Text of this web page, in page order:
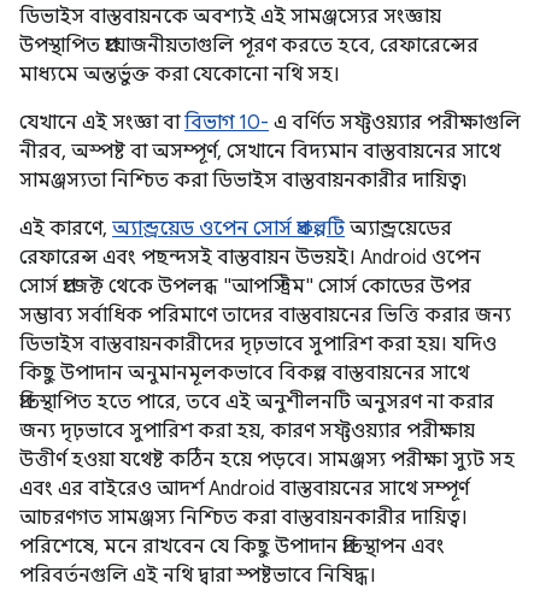
ডিভাইস বাস্তবায়নকে অবশ্যই এই সামঞ্জস্যের সংজ্ঞায়
উপস্থাপিত প্রয়োজনীয়তাগুলি পূরণ করতে হবে, রেফারেন্সের
মাধ্যমে অন্তর্ভুক্ত করা যেকোনো নথি সহ।
যেখানে এই সংজ্ঞা বাবিভাগ 10- এ বর্ণিত সফ্টওয়্যার পরীক্ষাগুলি
নীরব, অস্পষ্ট বা অসম্পূর্ণ, সেখানে বিদ্যমান বাস্তবায়নের সাথে
সামঞ্জস্যতা নিশ্চিত করা ডিভাইস বাস্তবায়নকারীর দায়িত্ব৷
এই কারণে, অ্যান্ড্রয়েড ওপেন সোর্স প্রকল্পটি অ্যান্ড্রয়েডের
রেফারেন্স এবং পছন্দসই বাস্তবায়ন উভয়ই। Android ওপেন
সোর্স প্রজেক্ট থেকে উপলব্ধ "আপস্ট্রিম" সোর্স কোডের উপর
সম্ভাব্য সর্বাধিক পরিমাণে তাদের বাস্তবায়নের ভিত্তি করার জন্য
ডিভাইস বাস্তবায়নকারীদের দৃঢ়ভাবে সুপারিশ করা হয়। যদিও
কিছু উপাদান অনুমানমূলকভাবে বিকল্প বাস্তবায়নের সাথে
প্রতিস্থাপিত হতে পারে, তবে এই অনুশীলনটি অনুসরণ না করার
জন্য দৃঢ়ভাবে সুপারিশ করা হয়, কারণ সফ্টওয়্যার পরীক্ষায়
উত্তীর্ণ হওয়া যথেষ্ট কঠিন হয়ে পড়বে। সামঞ্জস্য পরীক্ষা স্যুট সহ
এবং এর বাইরেও আদর্শ Android বাস্তবায়নের সাথে সম্পূর্ণ
আচরণগত সামঞ্জস্য নিশ্চিত করা বাস্তবায়নকারীর দায়িত্ব।
পরিশেষে, মনে রাখবেন যে কিছু উপাদান প্রতিস্থাপন এবং
পরিবর্তনগুলি এই নথি দ্বারা স্পষ্টভাবে নিষিদ্ধ।